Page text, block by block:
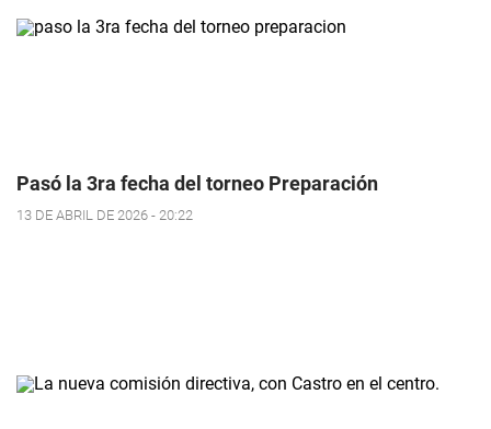
Pasó la 3ra fecha del torneo Preparación
13 DE ABRIL DE 2026 - 20:22